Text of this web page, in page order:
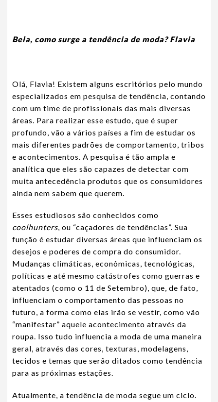
Bela, como surge a tendência de moda? Flavia
Olá, Flavia! Existem alguns escritórios pelo mundo
especializados em pesquisa de tendência, contando
com um time de profissionais das mais diversas
áreas. Para realizar esse estudo, que é super
profundo, vão a vários países a fim de estudar os
mais diferentes padrões de comportamento, tribos
e acontecimentos. A pesquisa é tão ampla e
analítica que eles são capazes de detectar com
muita antecedência produtos que os consumidores
ainda nem sabem que querem.
Esses estudiosos são conhecidos como
coolhunters, ou “caçadores de tendências”. Sua
função é estudar diversas áreas que influenciam os
desejos e poderes de compra do consumidor.
Mudanças climáticas, econômicas, tecnológicas,
políticas e até mesmo catástrofes como guerras e
atentados (como o 11 de Setembro), que, de fato,
influenciam o comportamento das pessoas no
futuro, a forma como elas irão se vestir, como vão
“manifestar” aquele acontecimento através da
roupa. Isso tudo influencia a moda de uma maneira
geral, através das cores, texturas, modelagens,
tecidos e temas que serão ditados como tendência
para as próximas estações.
Atualmente, a tendência de moda segue um ciclo.